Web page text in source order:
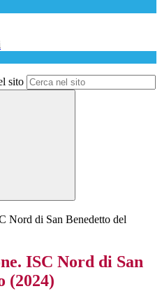
sito
Nord di San Benedetto del
ISC Nord di San
(2024)